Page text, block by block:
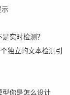
实时检测？
独立的文本检测引
你是怎么设计